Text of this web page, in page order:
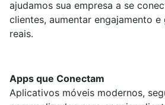
ajudamos sua empresa a se
clientes, aumentar engajamento
reais.
Apps que Conectam
Aplicativos móveis modernos,